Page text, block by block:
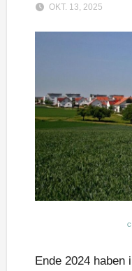
OKT. 13, 2025
Ende 2024 haben